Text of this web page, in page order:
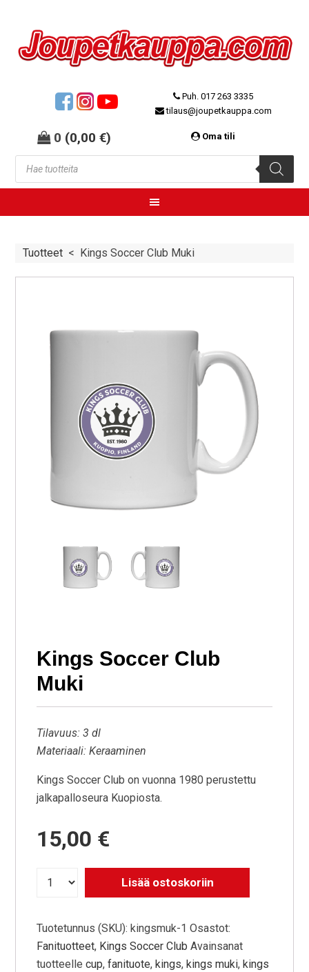
0 (0,00€)
Puh. 017 263 3335
tilaus@joupetkauppa.com
Oma tili
Tuotteet < Kings Soccer Club Muki
Kings Soccer Club
Muki
Tilavuus: 3 dl
Materiaali: Keraaminen
Kings Soccer Club on vuonna 1980 perustettu
jalkapalloseura Kuopiosta.
15,00 €
Lisää ostoskoriin
Tuotetunnus (SKU): kingsmuk-1 Osastot:
Fanituotteet, Kings Soccer Club Avainsanat
tuotteellecup,fanituote, kings, kings muki, kings